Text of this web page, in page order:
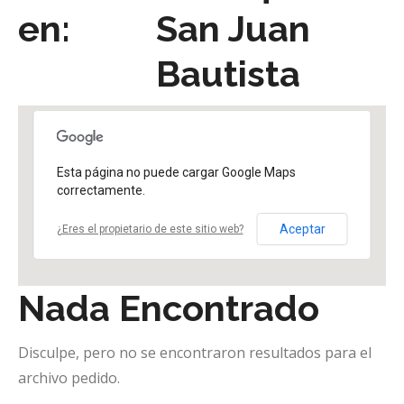
en:
San Juan
Bautista
Esta página no puede cargar Google Maps
correctamente.
¿Eres el propietario de este sitio web? Aceptar
Nada Encontrado
Disculpe, pero no se encontraron resultados para el
archivo pedido.